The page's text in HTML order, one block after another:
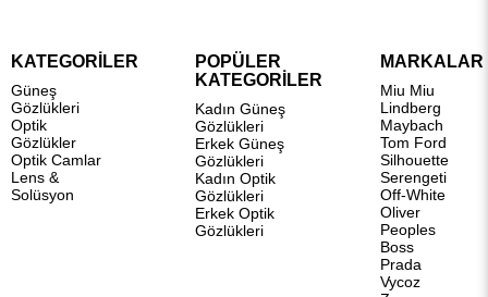
KATEGORİLER
Güneş
Gözlükleri
Optik
Gözlükler
Optik Camlar
Lens &
Solüsyon
POPÜLER
KATEGORİLER
Kadın Güneş
Gözlükleri
Erkek Güneş
Gözlükleri
Kadın Optik
Gözlükleri
Erkek Optik
Gözlükleri
MARKALAR
Miu Miu
Lindberg
Maybach
Tom Ford
Silhouette
Serengeti
Off-White
Oliver
Peoples
Boss
Prada
Vycoz